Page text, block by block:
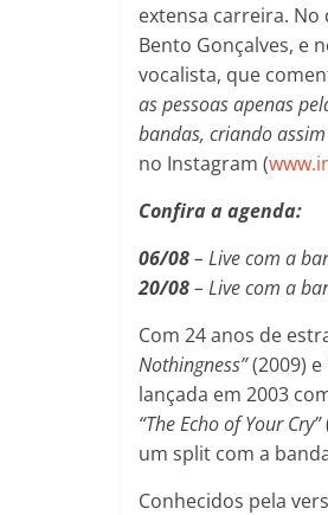
extensa carreira. No
Bento Gonçalves, e
vocalista, que
as pessoas apenas
bandas, criando
no Instagram (
Confira a agenda:
06/08– Live com a
20/08– Live com a
Com 24 anos de
Nothingness”(2009) e
lançada em 2003
“The Echo of Your Cry”
um split com a
Conhecidos pela